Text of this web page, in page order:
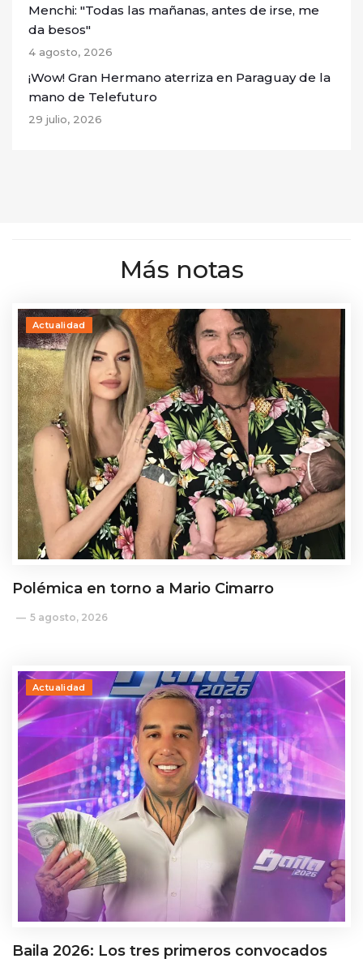
Menchi: "Todas las mañanas, antes de irse, me
da besos"
4 agosto, 2026
¡Wow! Gran Hermano aterriza en Paraguay de la
mano de Telefuturo
29 julio, 2026
Más notas
Actualidad
Polémica en torno a Mario Cimarro
5 agosto, 2026
Actualidad
Baila 2026: Los tres primeros convocados